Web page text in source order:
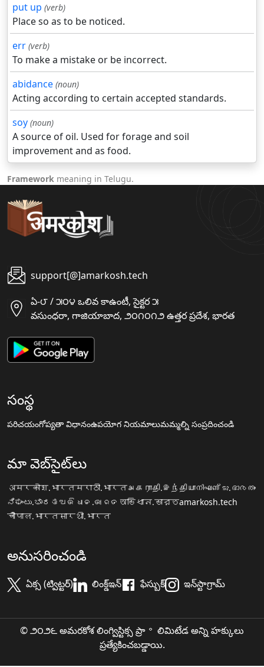
put up (verb)
Place so as to be noticed.
err (verb)
To make a mistake or be incorrect.
abidance (noun)
Acting according to certain accepted standards.
soy (noun)
A source of oil. Used for forage and soil
improvement and as food.
Framework meaning in Telugu.
support[@]amarkosh.tech
ఏ-౮ / ౫౦౪ ఒలివ కాఉంటీ, సైక్టర ౫
వసుంధరా, గాజియాబాద, ౨౦౧౦౧౨ ఉత్తర ప్రదేశ, భారత
సంస్థ
పరిచయంగోప్యతా విధానంఉపయోగ నియమాలుమమ్మల్ని సంప్రదించండి
మా వెబ్‌సైట్‌లు
अमरकोश.भारतमराठी.भारतஅகராதி.இந்தியாനിഘണ്ടു.ഭാരതം
ನಿಘಂಟು.ಭಾರತ ଅଭିଧାନ.ଭାରତ অভিধান.ভারতamarkosh.tech
चौपाल.भारतसारथी.भारत
అనుసరించండి
ఏక్స (ట్విట్టర్) లింక్డ్ఇన్ ఫేస్బుక్ ఇన్‌స్టాగ్రామ్
© ౨౦౨౬ అమరకోశ లింగ్విస్టిక్స ప్రా॰ లిమిటేడ అన్ని హక్కులు
ప్రత్యేకించబడ్డాయి.